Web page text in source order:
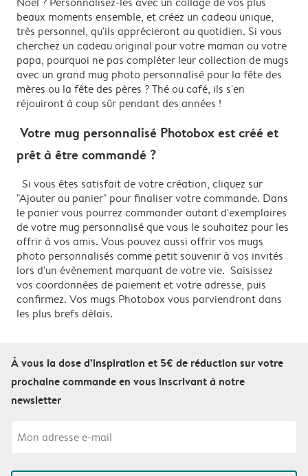
beaux moments ensemble, et créez un cadeau unique,
très personnel, qu'ils apprécieront au quotidien. Si vous
cherchez un cadeau original pour votre maman ou votre
papa, pourquoi ne pas compléter leur collection de mugs
avec un grand mug photo personnalisé pour la fête des
mères ou la fête des pères ? Thé ou café, ils s'en
réjouiront à coup sûr pendant des années !
Votre mug personnalisé Photobox est créé et
prêt à être commandé ?
Si vous êtes satisfait de votre création, cliquez sur
"Ajouter au panier" pour finaliser votre commande. Dans
le panier vous pourrez commander autant d'exemplaires
de votre mug personnalisé que vous le souhaitez pour les
offrir à vos amis. Vous pouvez aussi offrir vos mugs
photo personnalisés comme petit souvenir à vos invités
lors d'un évènement marquant de votre vie. Saisissez
vos coordonnées de paiement et votre adresse, puis
confirmez. Vos mugs Photobox vous parviendront dans
les plus brefs délais.
À vous la dose d’inspiration et 5€ de réduction sur votre
prochaine commande en vous inscrivant à notre
newsletter